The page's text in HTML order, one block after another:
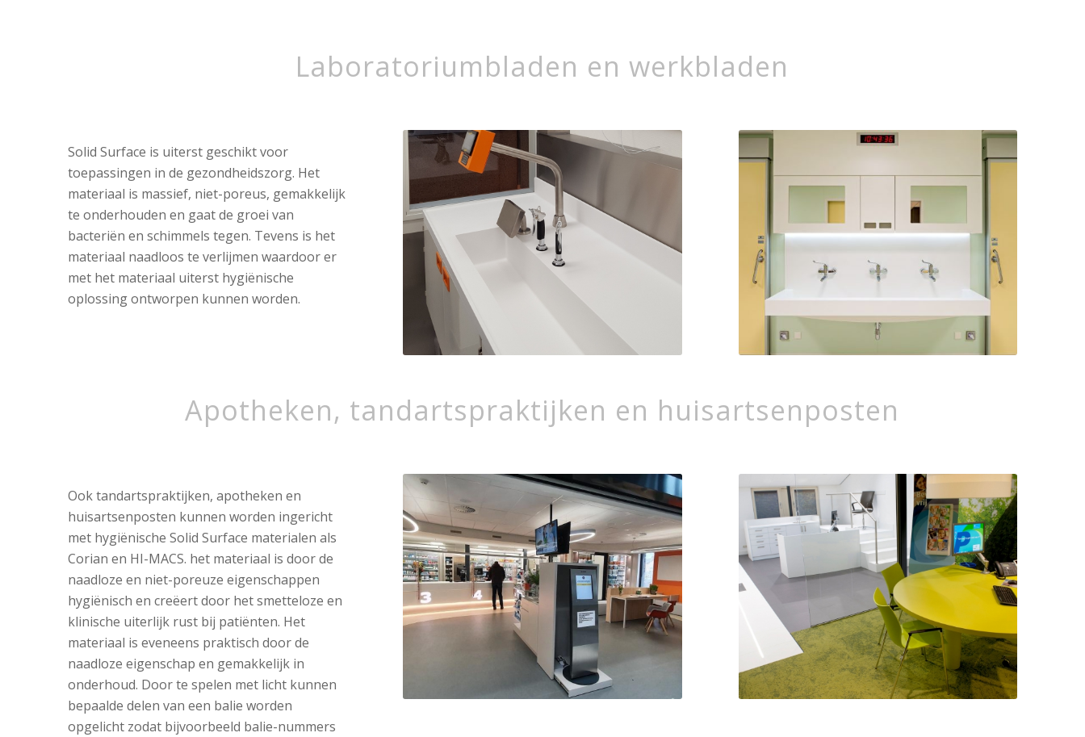
Laboratoriumbladen en werkbladen
Solid Surface is uiterst geschikt voor
toepassingen in de gezondheidszorg. Het
materiaal is massief, niet-poreus, gemakkelijk
te onderhouden en gaat de groei van
bacteriën en schimmels tegen. Tevens is het
materiaal naadloos te verlijmen waardoor er
met het materiaal uiterst hygiënische
oplossing ontworpen kunnen worden.
Apotheken, tandartspraktijken en huisartsenposten
Ook tandartspraktijken, apotheken en
huisartsenposten kunnen worden ingericht
met hygiënische Solid Surface materialen als
Corian en HI-MACS. het materiaal is door de
naadloze en niet-poreuze eigenschappen
hygiënisch en creëert door het smetteloze en
klinische uiterlijk rust bij patiënten. Het
materiaal is eveneens praktisch door de
naadloze eigenschap en gemakkelijk in
onderhoud. Door te spelen met licht kunnen
bepaalde delen van een balie worden
opgelicht zodat bijvoorbeeld balie-nummers